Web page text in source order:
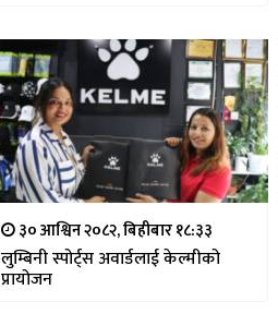
३० आश्विन २०८२, बिहीबार १८:३३
लुम्बिनी स्पोर्ट्स अवार्डलाई केल्मीको
प्रायोजन